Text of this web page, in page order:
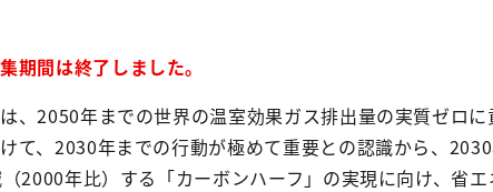
期間は終了しました。
、2050年までの世界の温室効果ガス排出量の実質ゼロ
て、2030年までの行動が極めて重要との認識から、
2000年比）する「カーボンハーフ」の実現に向け、省